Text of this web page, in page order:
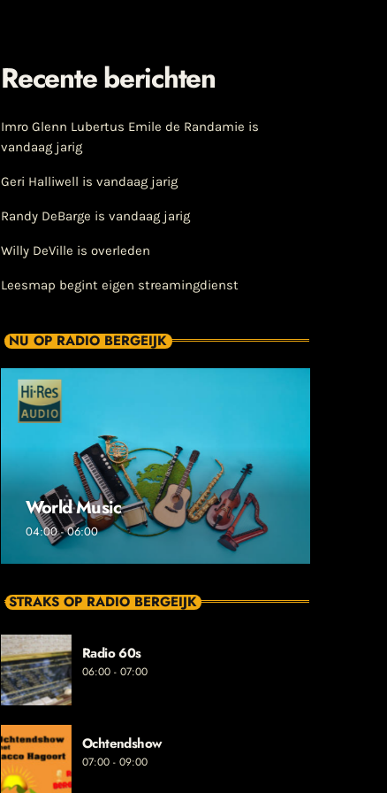
Recente berichten
Imro Glenn Lubertus Emile de Randamie is
vandaag jarig
Geri Halliwell is vandaag jarig
Randy DeBarge is vandaag jarig
Willy DeVille is overleden
Leesmap begint eigen streamingdienst
NU OP RADIO BERGEIJK
World Music
04:00 - 06:00
STRAKS OP RADIO BERGEIJK
Radio 60s
06:00 - 07:00
Ochtendshow
07:00 - 09:00